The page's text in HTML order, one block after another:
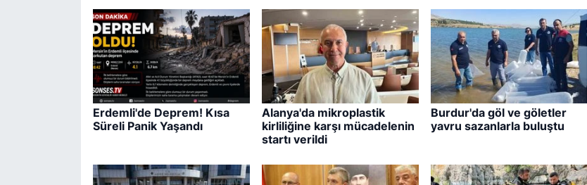
Erdemli'de Deprem! Kısa
Süreli Panik Yaşandı
Alanya'da mikroplastik
kirliliğine karşı mücadelenin
startı verildi
Burdur'da göl ve göletler
yavru sazanlarla buluştu